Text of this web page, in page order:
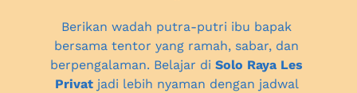
Berikan wadah putra-putri ibu bapak
bersama tentor yang ramah, sabar, dan
berpengalaman. Belajar di Solo Raya Les
Privat jadi lebih nyaman dengan jadwal